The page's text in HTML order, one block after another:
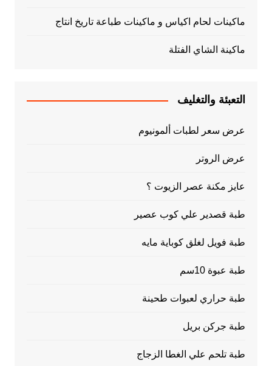
ماكينات لحام اكياس و ماكينات طباعة تاريخ انتاج
ماكينة الشاي الفتلة
التعبئة والتغليف
عرض سعر لطبات ألمونيوم
عرض الروتر
عايز مكنة عصر الزيوت ؟
طبة قصدير علي كوب عصير
طبة فويل لغلق كوباية مايه
طبة عبوة 10سم
طبة حراري لعبوات طحينة
طبة جركن بريل
طبة تلحم علي الغطا الزجاج